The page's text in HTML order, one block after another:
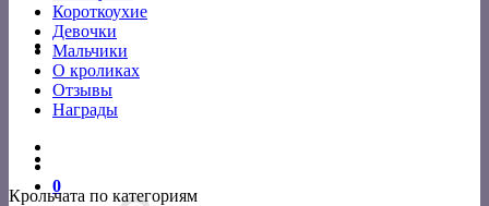
Короткоухие
Девочки
Мальчики
О кроликах
Отзывы
Награды
0
Крольчата по категориям